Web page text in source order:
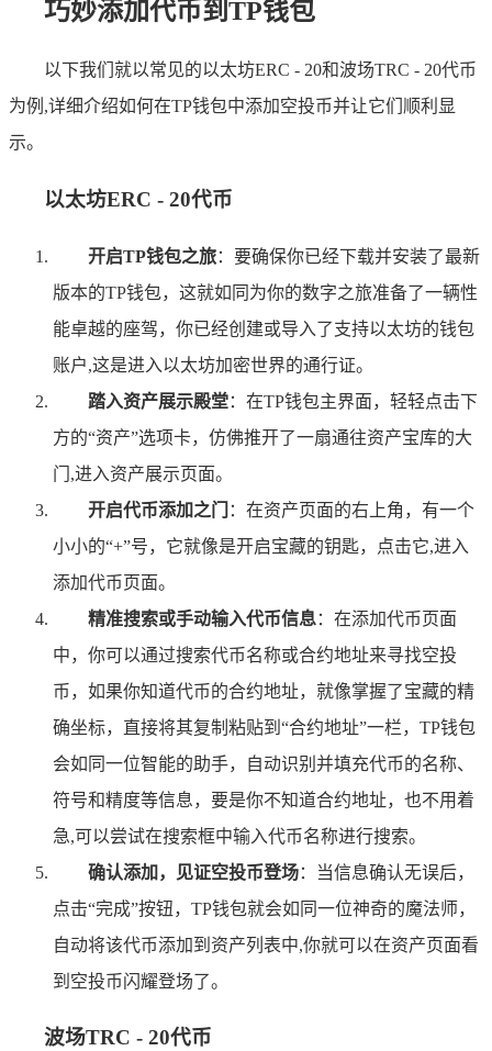
巧妙添加代币到TP钱包
以下我们就以常见的以太坊ERC - 20和波场TRC - 20代币
为例,详细介绍如何在TP钱包中添加空投币并让它们顺利显
示。
以太坊ERC - 20代币
开启TP钱包之旅：要确保你已经下载并安装了最新
版本的TP钱包，这就如同为你的数字之旅准备了一辆性
能卓越的座驾，你已经创建或导入了支持以太坊的钱包
账户,这是进入以太坊加密世界的通行证。
踏入资产展示殿堂：在TP钱包主界面，轻轻点击下
方的“资产”选项卡，仿佛推开了一扇通往资产宝库的大
门,进入资产展示页面。
开启代币添加之门
：在资产页面的右上角，有一个
小小的“+”号，它就像是开启宝藏的钥匙，点击它,进入
添加代币页面。
精准搜索或手动输入代币信息：在添加代币页面
中，你可以通过搜索代币名称或合约地址来寻找空投
币，如果你知道代币的合约地址，就像掌握了宝藏的精
确坐标，直接将其复制粘贴到“合约地址”一栏，TP钱包
会如同一位智能的助手，自动识别并填充代币的名称、
符号和精度等信息，要是你不知道合约地址，也不用着
急,可以尝试在搜索框中输入代币名称进行搜索。
确认添加，见证空投币登场：当信息确认无误后，
点击“完成”按钮，TP钱包就会如同一位神奇的魔法师，
自动将该代币添加到资产列表中,你就可以在资产页面看
到空投币闪耀登场了。
波场TRC - 20代币